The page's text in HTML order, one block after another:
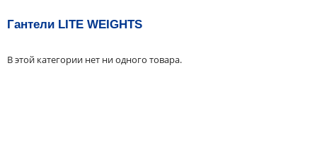
Гантели LITE WEIGHTS
В этой категории нет ни одного товара.